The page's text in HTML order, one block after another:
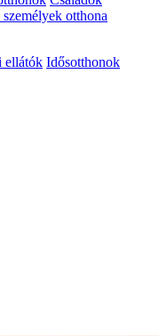
otthona
ellátók Idősotthonok